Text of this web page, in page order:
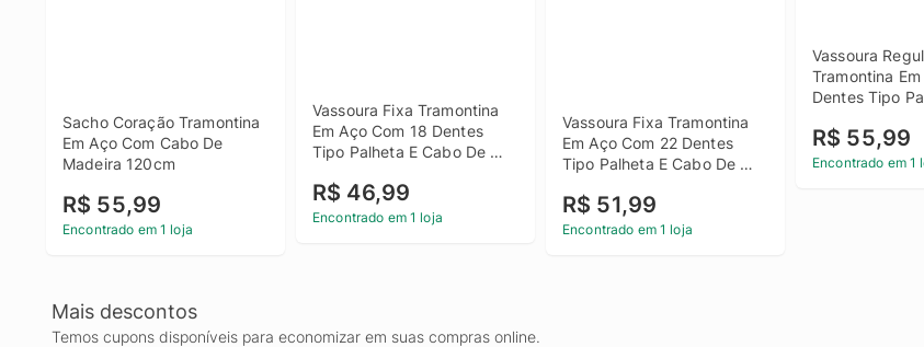
Sacho Coração Tramontina
Em Aço Com Cabo De
Madeira 120cm
R$ 55,99
Encontrado em 1 loja
Vassoura Fixa Tramontina
Em Aço Com 18 Dentes
Tipo Palheta E Cabo De
R$ 46,99
Encontrado em 1 loja
Vassoura Fixa Tramontina
Em Aço Com 22 Dentes
Tipo Palheta E Cabo De
R$ 51,99
Encontrado em 1 loja
Vassoura
Tramontina
Dentes Tipo
R$ 55,99
Encontrado em 1
Mais descontos
Temos cupons disponíveis para economizar em suas compras online.